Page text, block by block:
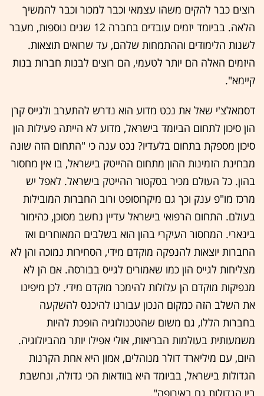
רוצים כבר להקים משהו עצמאי וכבר למכור וכבר להמשיך
הלאה. בביומד יזמים עובדים בחברה 12 שנים נוספות, מעבר
לשנות הלימודים וההתמחות שלהם, עד שרואים תוצאות.
היזמים האלה הם יותר לטעמי, הם רוצים לבנות חברות בנות
קיימא".
דסמאלצ'י שאל את נכט מדוע הוא נדרש להתערב ולגייס קרן
הון סיכון לתחום הביומד בישראל, מדוע לא הייתה פעילות הון
סיכון מספקת בתחום בלעדיו? נכט ענה כי "התחום הזה שונה
מבחינת הזמינות ההון מתחום ההייטק בישראל, בו אין מחסור
בהון. כל העולם מכיר בסקטור ההייטק בישראל. לאפל יש
מרכז מו"פ ענק וכך גם מיקרוסופט ורוב החברות המובילות
בעולם. התחום הרפואי בישראל עדיין נחשב מסוכן, כהימור
בינארי. המחסור העיקרי בהון הוא בשלבים המאוחרים ואז
החברות יוצאות להנפקה מוקדם מידי, הסחירות נמוכה והן לא
מצליחות לגייס הון כמו שאמורים לגייס בבורסה. אם הן לא
מנפיקות מוקדם הן עלולות להימכר מוקדם מידי. לכן מיפינו
את השלב הזה כמקום הנכון עבורנו להיכנס להשקעה
בחברות הללו, גם משום שהטכנולוגיה הופכת להיות
משמעותית בעולמות הבריאות, אולי אפילו יותר מהביולוגיה.
היום, עם מיליארד דולר מנוהלים, אמון היא אחת הקרנות
הגדולות בישראל, בביומד היא בוודאות הכי גדולה, ונחשבת